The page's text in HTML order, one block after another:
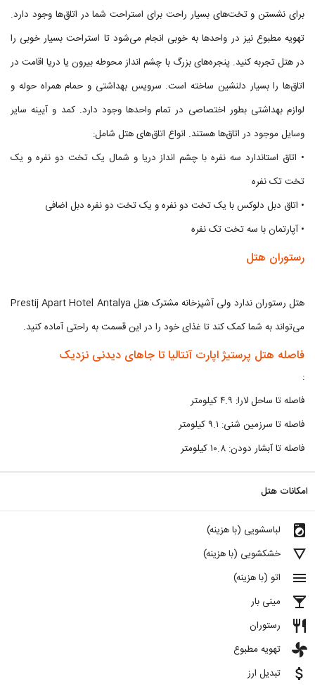
برای نشستن و تخت‌های بسیار راحت برای استراحت شما در اتاق‌ها وجود دارد.
تهویه مطبوع نیز در واحدها به خوبی انجام می‌شود تا استراحت بسیار خوبی را
در هتل تجربه کنید. پنجره‌های بزرگ با چشم انداز محوطه بیرون یا دریا اقامت در
اتاق‌ها را بسیار دلنشین ساخته است. سرویس بهداشتی و حمام همراه حوله و
لوازم بهداشتی بطور اختصاصی در تمام واحدها وجود دارد. کمد و آیینه سایر
وسایل موجود در اتاق‌ها هستند. انواع اتاق‌های هتل شامل:
• اتاق استاندارد سه نفره با چشم انداز دریا و شمال یک تخت دو نفره و یک
تخت تک نفره
• اتاق دبل دلوکس با یک تخت دو نفره و یک تخت دو نفره دبل اضافی
• آپارتمان با سه تخت تک نفره
رستوران هتل
هتل رستوران ندارد ولی آشپزخانه مشترک هتل Prestij Apart Hotel Antalya
می‌تواند به شما کمک کند تا غذای خود را در این قسمت به راحتی آماده کنید.
فاصله هتل پرستیژ اپارت آنتالیا تا جاهای دیدنی نزدیک
:
فاصله تا ساحل لارا: ۴.۹ کیلومتر
فاصله تا سرزمین شنی: ۹.۱ کیلومتر
فاصله تا آبشار دودن: ۱۰.۸ کیلومتر
امکانات هتل
local_laundry_service لباسشویی (با هزینه)
details خشکشویی (با هزینه)
menu اتو (با هزینه)
local_bar مینی بار
restaurant رستوران
toys تهویه مطبوع
attach_money تبدیل ارز